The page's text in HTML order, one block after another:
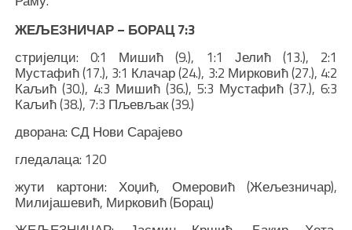
ЖЕЉЕЗНИЧАР – БОРАЦ 7:3
стријелци: 0:1 Мишић (9.), 1:1 Јелић (13.), 2:1
Мустафић (17.), 3:1 Клачар (24.), 3:2 Мирковић (27.), 4:2
Каљић (30.), 4:3 Мишић (36.), 5:3 Мустафић (37.), 6:3
Каљић (38.), 7:3 Пљевљак (39.)
дворана: СД Нови Сарајево
гледалаца: 120
жути картони: Хоџић, Омеровић (Жељезничар),
Милијашевић, Мирковић (Борац)